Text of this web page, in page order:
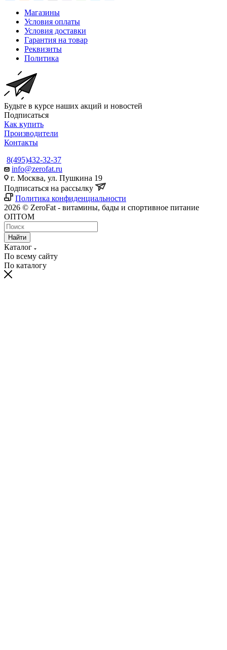
Магазины
Условия оплаты
Условия доставки
Гарантия на товар
Реквизиты
Политика
Будьте в курсе наших акций и новостей
Подписаться
Как купить
Производители
Контакты
8(495)432-32-37
info@zerofat.ru
г. Москва, ул. Пушкина 19
Подписаться на рассылку
Политика конфиденциальности
2026 © ZeroFat - витамины, бады и спортивное питание
ОПТОМ
Найти
Каталог
По всему сайту
По каталогу